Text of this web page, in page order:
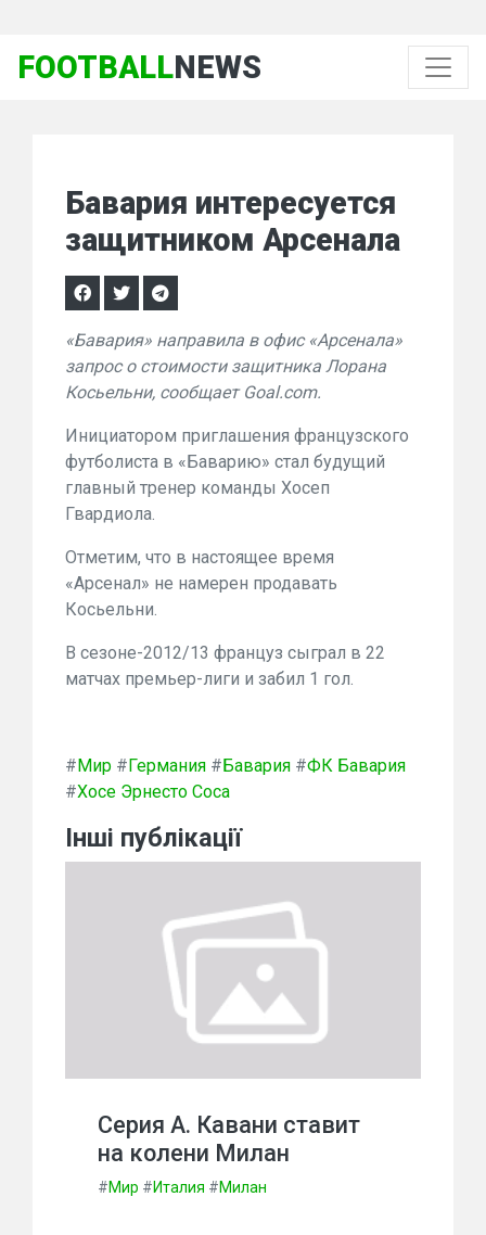
FOOTBALLNEWS
Бавария интересуется
защитником Арсенала
«Бавария» направила в офис «Арсенала»
запрос о стоимости защитника Лорана
Косьельни, сообщает Goal.com.
Инициатором приглашения французского
футболиста в «Баварию» стал будущий
главный тренер команды Хосеп
Гвардиола.
Отметим, что в настоящее время
«Арсенал» не намерен продавать
Косьельни.
В сезоне-2012/13 француз сыграл в 22
матчах премьер-лиги и забил 1 гол.
#Мир #Германия #Бавария #ФК Бавария
#Хосе Эрнесто Соса
Інші публікації
Серия А. Кавани ставит
на колени Милан
#Мир #Италия #Милан